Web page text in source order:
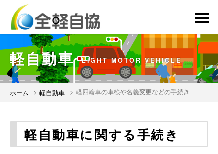
軽自動車 LIGHT MOTOR VEHICLE
ホーム 軽自動車 軽四輪車の車検や名義変更などの手続き
軽自動車に関する手続き